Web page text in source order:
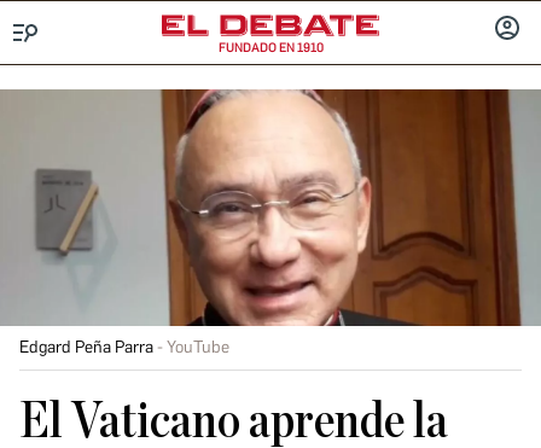
FUNDADO EN 1910
Edgard Peña Parra YouTube
El Vaticano aprende la